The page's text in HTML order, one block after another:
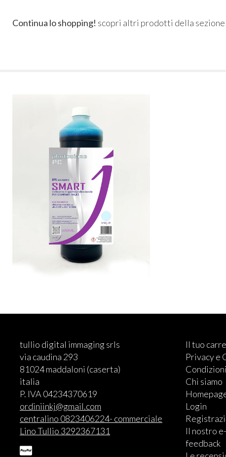
Continua lo shopping! scopri altri prodotti della sezione
tullio digital immaging srls
via caudina 293
81024 maddaloni (caserta)
italia
P. IVA 04234370619
ordiniinkj@gmail.com
centralino 0823406224- commerciale
Lino Tullio 3292367131
Il tuo
Privacy e
Chi siamo
Login
Il nostro
feedback